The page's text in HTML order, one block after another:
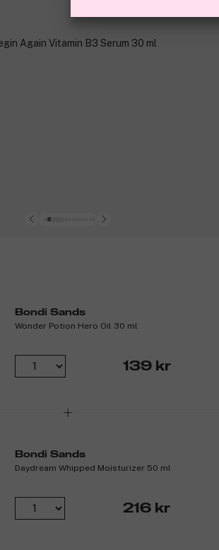
Bondi Sands
Wonder Potion Hero Oil 30 ml
139 kr
Bondi Sands
Daydream Whipped Moisturizer 50 ml
216 kr